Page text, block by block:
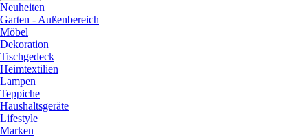
Neuheiten
Garten - Außenbereich
Möbel
Dekoration
Tischgedeck
Heimtextilien
Lampen
Teppiche
Haushaltsgeräte
Lifestyle
Marken